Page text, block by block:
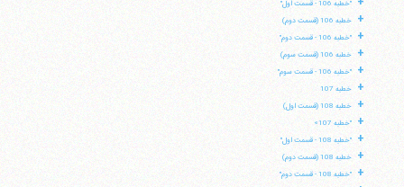
"خطبه 106 - قسمت اول"
+ خطبه 106 (قسمت دوم)
+ "خطبه 106 - قسمت دوم"
+ خطبه 106 (قسمت سوم)
+ "خطبه 106 - قسمت سوم"
+ خطبه 107
+ خطبه 108 (قسمت اول)
+ "خطبه 107»
+ "خطبه 108 - قسمت اول"
+ خطبه 108 (قسمت دوم)
+ "خطبه 108 - قسمت دوم"